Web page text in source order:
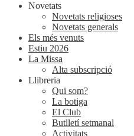
Novetats
Novetats religioses
Novetats generals
Els més venuts
Estiu 2026
La Missa
Alta subscripció
Llibreria
Qui som?
La botiga
El Club
Butlletí setmanal
Activitats